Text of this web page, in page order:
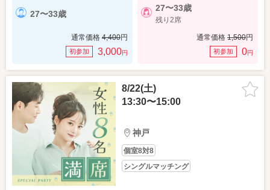
27〜33歳
通常価格 4,400円
初参加 3,000円
27〜33歳
残り2席
通常価格 1,500円
初参加 0円
8/22(土)
13:30〜15:00
神戸
個室8対8
シングルマッチング